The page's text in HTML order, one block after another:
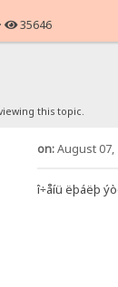
35646
this topic.
on:August 07,
î÷åíü ëþáëþ